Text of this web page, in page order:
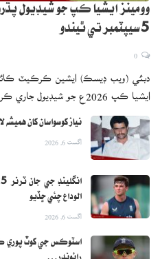
وومينز ايشيا ڪپ جو شيڊيول
5 سيپٽمبر تي ٿيندو
دبئي (ويب ڊيسڪ) ايشين ڪرڪيٽ
ايشيا ڪپ 2026ع جو شيڊيول جاري ڪري ڇڏيو آهي، جنهن…
نياز کوسواسان کان هميشه
اگست 6, 2026
الوداع چئي ڇڏيو
اگست 6, 2026
اسٽوڪس جي کوٽ پوري